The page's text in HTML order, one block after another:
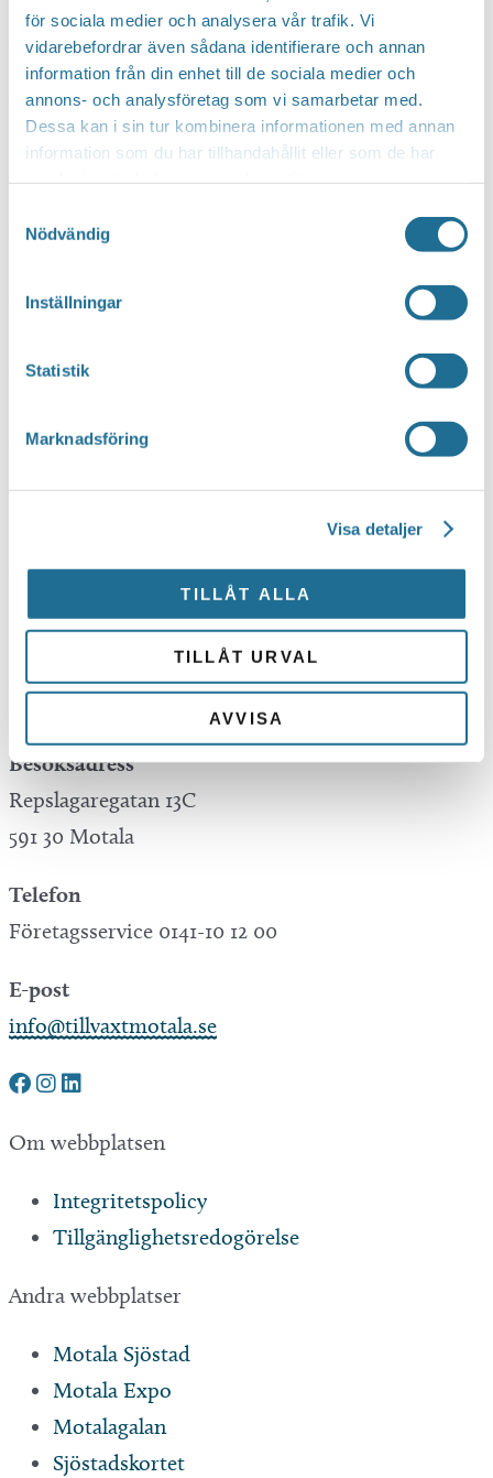
för sociala medier och analysera vår trafik. Vi
vidarebefordrar även sådana identifierare och annan
information från din enhet till de sociala medier och
annons- och analysföretag som vi samarbetar med.
Dessa kan i sin tur kombinera informationen med annan
information som du har tillhandahållit eller som de har
Nödvändig
Inställningar
Statistik
Marknadsföring
Visa detaljer
TILLÅT ALLA
TILLÅT URVAL
AVVISA
Hittar du inte vad du söker?
Sök här... SEARCH
You can translate this website with Google
the translation is being done by a machine and
never expect the translation to be 100 percent
Tillväxt Motala is not responsible for any
mistakes in translations performed by Google
Translate.
Besöksadress
Repslagaregatan 13C
591 30 Motala
Telefon
Företagsservice 0141-10 12 00
E-post
info@tillvaxtmotala.se
Om webbplatsen
Integritetspolicy
Tillgänglighetsredogörelse
Andra webbplatser
Motala Sjöstad
Motala Expo
Motalagalan
Sjöstadskortet